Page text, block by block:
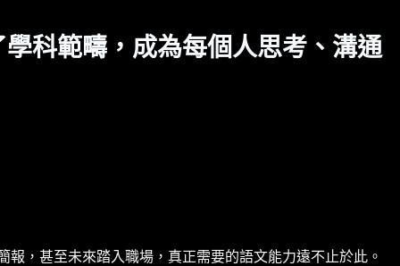
科範疇，成為每個人思考、溝通
，甚至未來踏入職場，真正需要的語文能力遠不止於此。